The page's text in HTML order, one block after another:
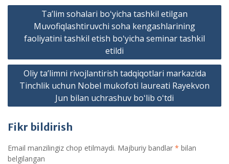
Post
menyusi
Taʼlim sohalari boʻyicha tashkil etilgan
Muvofiqlashtiruvchi soha kengashlarining
faoliyatini tashkil etish boʻyicha seminar tashkil
etildi
Oliy taʼlimni rivojlantirish tadqiqotlari markazida
Tinchlik uchun Nobel mukofoti laureati Rayekvon
Jun bilan uchrashuv boʻlib oʻtdi
Fikr bildirish
Email manzilingiz chop etilmaydi. Majburiy bandlar * bilan
belgilangan